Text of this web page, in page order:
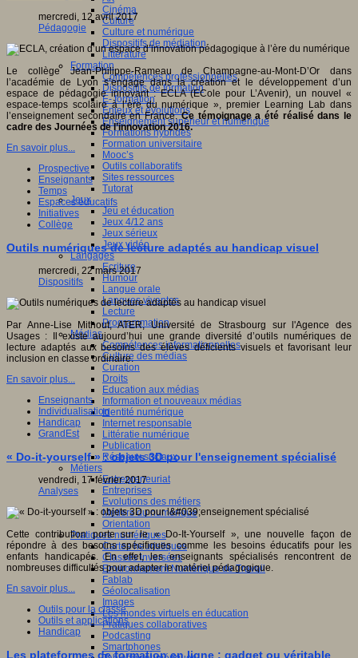
Cinéma
Culture
Culture et numérique
Dispositifs de médiation
Littérature
Formation
Compétences professionnelles
Dispositifs de formation
E- formation
Enjeux et évolutions
Enseignement supérieur et numérique
Formations hybrides
Formation universitaire
Mooc’s
Outils collaboratifs
Sites ressources
Tutorat
Jeux
Jeu et éducation
Jeux 4/12 ans
Jeux sérieux
Jeux vidéo
Langages
Ecriture
Humour
Langue orale
Langues vivantes
Lecture
Programmation
Médias
Compétences informationnelles
Culture des médias
Curation
Droits
Education aux médias
Information et nouveaux médias
Identité numérique
Internet responsable
Littératie numérique
Publication
Réseaux sociaux
Métiers
Entrepreneuriat
Entreprises
Evolutions des métiers
Métiers du numérique
Orientation
Pratiques numériques
Cartes heuristiques
Classes inversées
Environnement Numérique de Travail
Fablab
Géolocalisation
Images
Les mondes virtuels en éducation
Pratiques collaboratives
Podcasting
Smartphones
mercredi, 12 avril 2017
Pédagogie
Le collège Jean-Philippe-Rameau de Champagne-au-Mont-D’Or dans
l’académie de Lyon s’engage dans la création et le développement d’un
espace de pédagogie innovant : ECLA (ECole pour L’Avenir), un nouvel «
espace-temps scolaire à l’ère du numérique », premier Learning Lab dans
l’enseignement secondaire en France.Ce témoignage a été réalisé dans le
cadre des Journées de l’innovation 2016.
En savoir plus...
Prospective
Enseignants
Temps
Espaces éducatifs
Initiatives
Collège
Outils numériques de lecture adaptés au handicap visuel
mercredi, 22 mars 2017
Dispositifs
Par Anne-Lise Mithout, ATER, Université de Strasbourg sur l'Agence des
Usages : Il existe aujourd’hui une grande diversité d’outils numériques de
lecture adaptés aux besoins des élèves déficients visuels et favorisant leur
inclusion en classe ordinaire.
En savoir plus...
Enseignants
Individualisation
Handicap
GrandEst
« Do-it-yourself » : objets 3D pour l'enseignement spécialisé
vendredi, 17 février 2017
Analyses
Cette contribution porte sur le « Do-It-Yourself », une nouvelle façon de
répondre à des besoins spécifiques comme les besoins éducatifs pour les
enfants handicapés. En effet, les enseignants spécialisés rencontrent de
nombreuses difficultés pour adapter le matériel pédagogique.
En savoir plus...
Outils pour la classe
Outils et applications
Handicap
Les plateformes de formation en ligne : gadget ou véritable